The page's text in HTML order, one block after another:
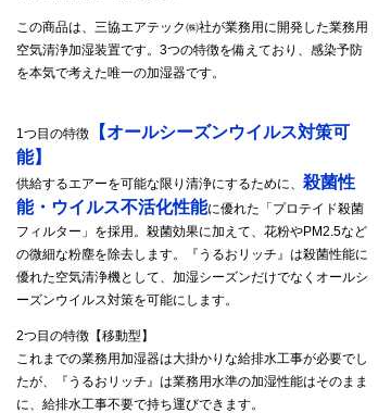
この商品は、三協エアテック㈱社が業務用に開発した業務用
空気清浄加湿装置です。3つの特徴を備えており、感染予防
を本気で考えた唯一の加湿器です。
1つ目の特徴
【オールシーズンウイルス対策可
能】
供給するエアーを可能な限り清浄にするために、 殺菌性
能・ウイルス不活化性能に優れた「プロテイド殺菌
フィルター」を採用。殺菌効果に加えて、花粉やPM2.5など
の微細な粉塵を除去します。『うるおリッチ』は殺菌性能に
優れた空気清浄機として、加湿シーズンだけでなくオールシ
ーズンウイルス対策を可能にします。
2つ目の特徴【移動型】
これまでの業務用加湿器は大掛かりな給排水工事が必要でし
たが、『うるおリッチ』は業務用水準の加湿性能はそのまま
に、給排水工事不要で持ち運びできます。